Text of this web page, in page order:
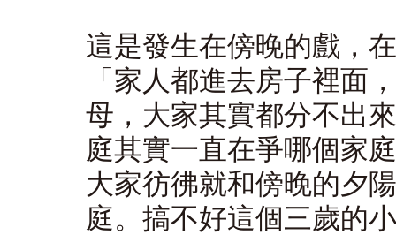
這是發生在傍晚的戲，
「家人都進去房子裡面
母，大家其實都分不出
庭其實一直在爭哪個家
大家彷彿就和傍晚的夕
庭。搞不好這個三歲的